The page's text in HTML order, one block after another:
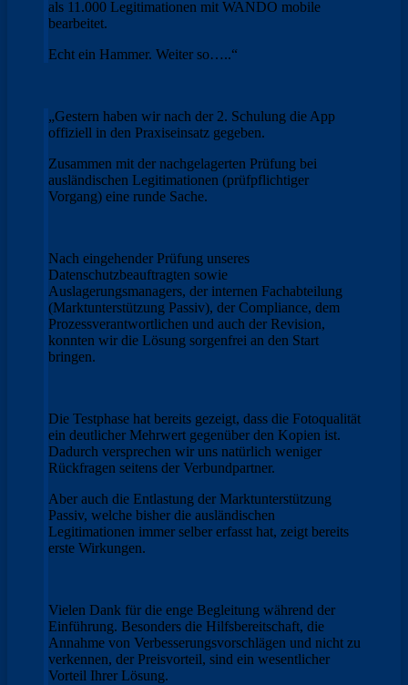
als 11.000 Legitimationen mit WANDO mobile
bearbeitet.
Echt ein Hammer. Weiter so…..“
„Gestern haben wir nach der 2. Schulung die App
offiziell in den Praxiseinsatz gegeben.
Zusammen mit der nachgelagerten Prüfung bei
ausländischen Legitimationen (prüfpflichtiger
Vorgang) eine runde Sache.
Nach eingehender Prüfung unseres
Datenschutzbeauftragten sowie
Auslagerungsmanagers, der internen Fachabteilung
(Marktunterstützung Passiv), der Compliance, dem
Prozessverantwortlichen und auch der Revision,
konnten wir die Lösung sorgenfrei an den Start
bringen.
Die Testphase hat bereits gezeigt, dass die Fotoqualität
ein deutlicher Mehrwert gegenüber den Kopien ist.
Dadurch versprechen wir uns natürlich weniger
Rückfragen seitens der Verbundpartner.
Aber auch die Entlastung der Marktunterstützung
Passiv, welche bisher die ausländischen
Legitimationen immer selber erfasst hat, zeigt bereits
erste Wirkungen.
Vielen Dank für die enge Begleitung während der
Einführung. Besonders die Hilfsbereitschaft, die
Annahme von Verbesserungsvorschlägen und nicht zu
verkennen, der Preisvorteil, sind ein wesentlicher
Vorteil Ihrer Lösung.